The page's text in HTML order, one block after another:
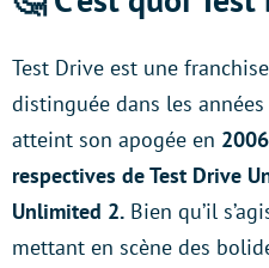
Test Drive est une
distinguée dans les
atteint son apogée en
respectives de Test Drive
Unlimited 2. Bien qu’il
mettant en scène des